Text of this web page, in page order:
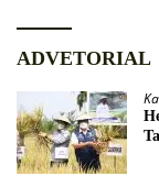
ADVETORIAL